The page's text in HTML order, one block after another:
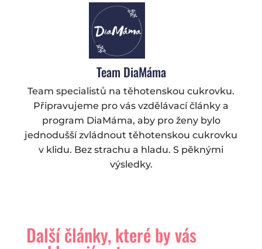
Team DiaMáma
Team specialistů na těhotenskou cukrovku.
Připravujeme pro vás vzdělávací články a
program DiaMáma, aby pro ženy bylo
jednodušší zvládnout těhotenskou cukrovku
v klidu. Bez strachu a hladu. S pěknými
výsledky.
Další články, které by vás